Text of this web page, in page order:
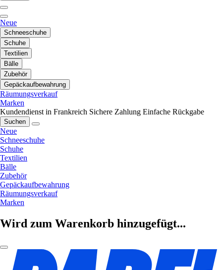
Neue
Schneeschuhe
Schuhe
Textilien
Bälle
Zubehör
Gepäckaufbewahrung
Räumungsverkauf
Marken
Kundendienst in Frankreich Sichere Zahlung Einfache Rückgabe
Suchen
Neue
Schneeschuhe
Schuhe
Textilien
Bälle
Zubehör
Gepäckaufbewahrung
Räumungsverkauf
Marken
Wird zum Warenkorb hinzugefügt...